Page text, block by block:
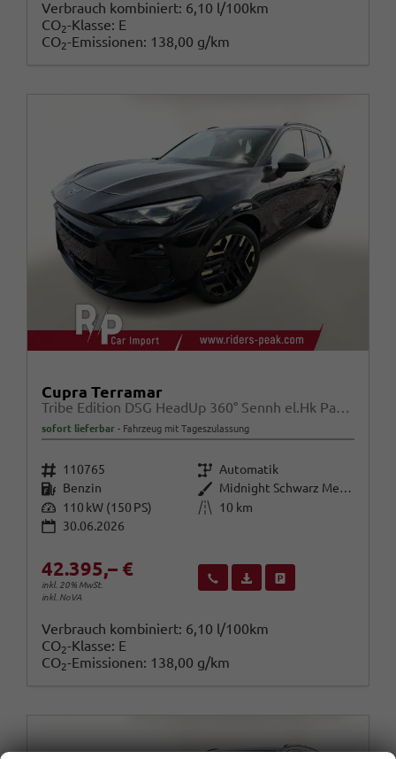
Verbrauch kombiniert: 6,10 l/100km
CO2-Klasse: E
CO2-Emissionen: 138,00 g/km
Cupra Terramar
Tribe Edition DSG HeadUp 360° Sennh el.Hk ParkA
sofort lieferbar Fahrzeug mit Tageszulassung
Fahrzeugnr. 110765 Getriebe Automatik
Kraftstoff Benzin Außenfarbe
Midnight Schwarz Metallic
Leistung 110 kW (150 PS) Kilometerstand
10 km
30.06.2026
42.395,– €
inkl. 20% MwSt.
inkl. NoVA
Wir rufen Sie anFahrzeugexposé (PDF)
Verbrauch kombiniert: 6,10 l/100km
CO2-Klasse: E
CO2-Emissionen: 138,00 g/km